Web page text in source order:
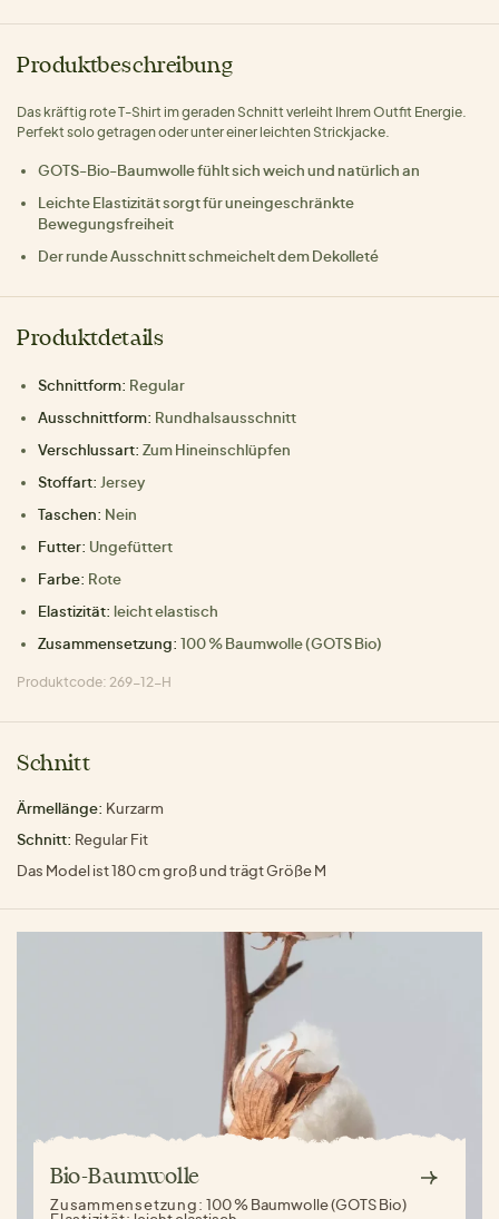
Produktbeschreibung
Das kräftig rote T-Shirt im geraden Schnitt verleiht Ihrem Outfit Energie.
Perfekt solo getragen oder unter einer leichten Strickjacke.
GOTS-Bio-Baumwolle fühlt sich weich und natürlich an
Leichte Elastizität sorgt für uneingeschränkte
Bewegungsfreiheit
Der runde Ausschnitt schmeichelt dem Dekolleté
Produktdetails
Schnittform: Regular
Ausschnittform: Rundhalsausschnitt
Verschlussart: Zum Hineinschlüpfen
Stoffart: Jersey
Taschen: Nein
Futter: Ungefüttert
Farbe: Rote
Elastizität: leicht elastisch
Zusammensetzung: 100 % Baumwolle (GOTS Bio)
Produktcode: 269-12-H
Schnitt
Ärmellänge: Kurzarm
Schnitt: Regular Fit
Das Model ist 180 cm groß und trägt Größe M
Bio-Baumwolle
Zusammensetzung:100 % Baumwolle (GOTS Bio)